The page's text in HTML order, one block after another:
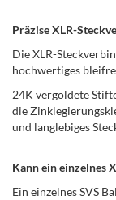
Präzise XLR-
Die XLR-
hochwertiges
24K vergoldete
die
und langlebiges
Kann ein einzelnes
Ein einzelnes SVS